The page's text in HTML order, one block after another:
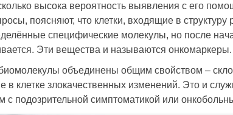
высока вероятность выявления с его
поясняют, что клетки, входящие в
специфические молекулы, но после
Эти вещества и называются онкомаркеры.
объединены общим свойством –
в клетке злокачественных изменений. Это и
с подозрительной симптоматикой или